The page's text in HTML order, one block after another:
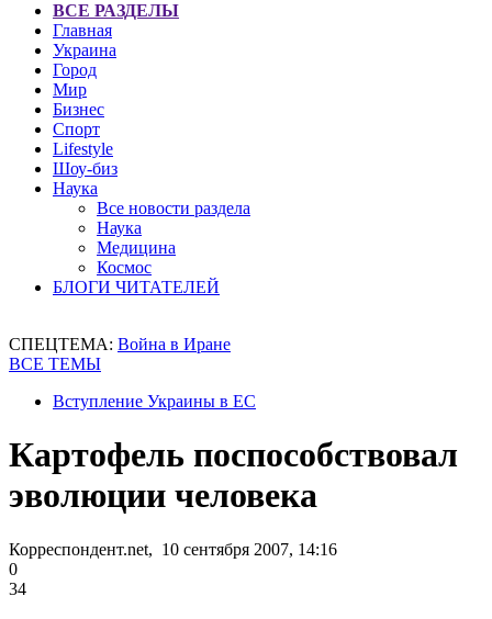
ВСЕ РАЗДЕЛЫ
Главная
Украина
Город
Мир
Бизнес
Спорт
Lifestyle
Шоу-биз
Наука
Все новости раздела
Наука
Медицина
Космос
БЛОГИ ЧИТАТЕЛЕЙ
СПЕЦТЕМА: Война в Иране
ВСЕ ТЕМЫ
Вступление Украины в ЕС
Картофель поспособствовал
эволюции человека
Корреспондент.net, 10 сентября 2007, 14:16
0
34